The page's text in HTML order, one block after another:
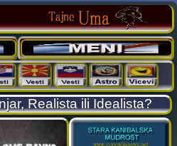
Realista ili Idealista?